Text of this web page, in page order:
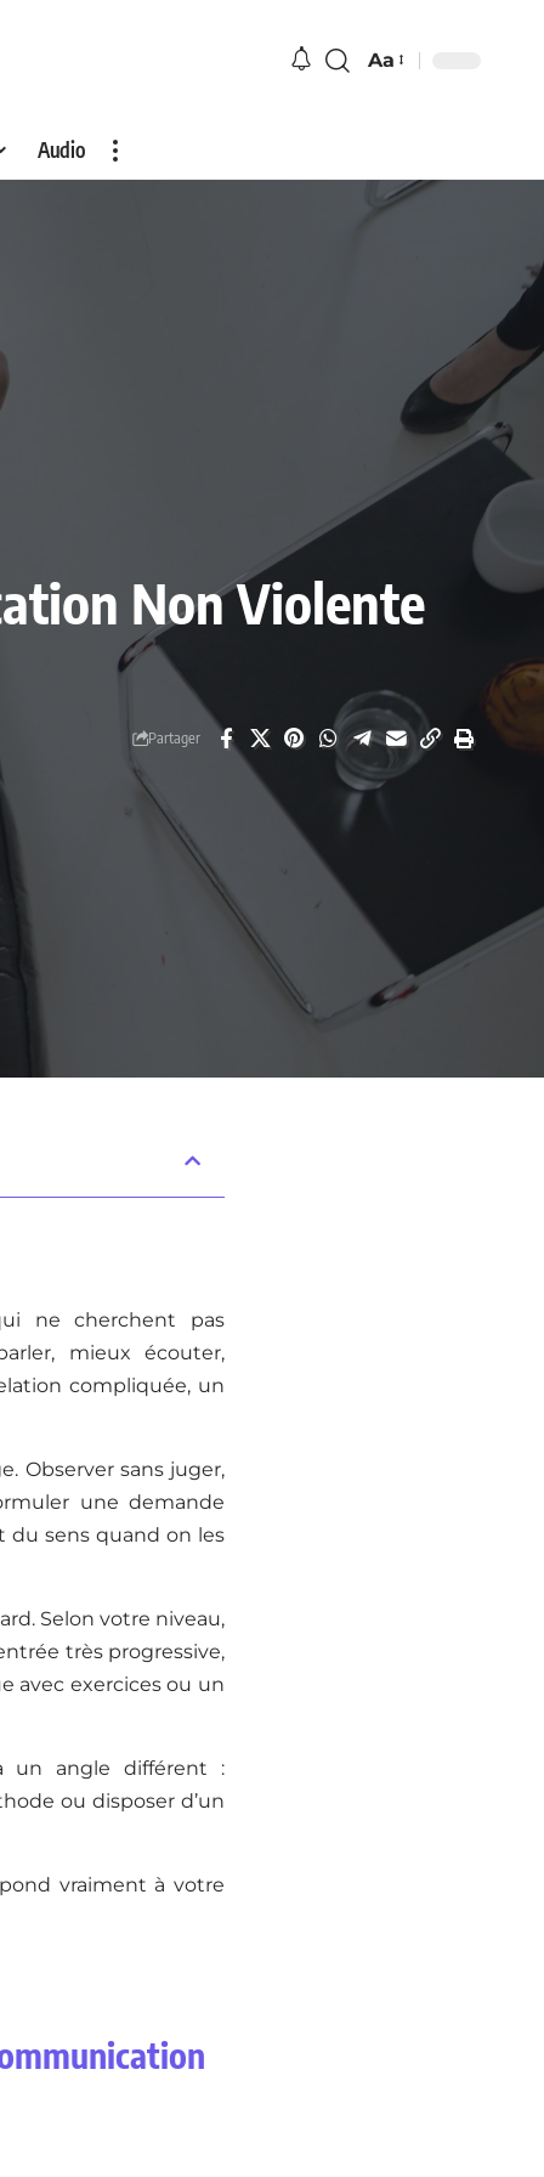
Aa
Audio
Non Violente
Partager
ne cherchent pas
mieux écouter,
compliquée, un
Observer sans juger,
une demande
du sens quand on les
Selon votre niveau,
très progressive,
avec exercices ou un
un angle différent :
ou disposer d’un
vraiment à votre